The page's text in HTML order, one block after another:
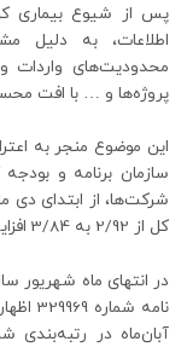
اطلاعات، به دلیل
محدودیت‌های واردات
پروژه‌ها و … با افت
این موضوع منجر به
سازمان برنامه و
کل از 2/92 به 3/84 افزایش یافت.
نامه